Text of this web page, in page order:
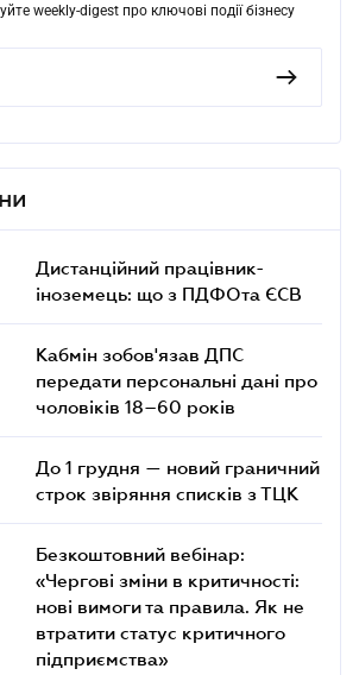
weekly-digest про ключові події бізнесу
Дистанційний працівник-
іноземець: що з ПДФОта ЄСВ
Кабмін зобов'язав ДПС
передати персональні дані про
чоловіків 18–60 років
До 1 грудня — новий граничний
строк звіряння списків з ТЦК
Безкоштовний вебінар:
«Чергові зміни в критичності:
нові вимоги та правила. Як не
втратити статус критичного
підприємства»